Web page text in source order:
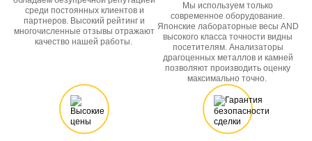
среди постоянных клиентов и
партнеров. Высокий рейтинг и
многочисленные отзывы отражают
качество нашей работы.
Мы используем только
современное оборудование.
Японские лабораторные весы AND
высокого класса точности видны
посетителям. Анализаторы
драгоценных металлов и камней
позволяют производить оценку
максимально точно.